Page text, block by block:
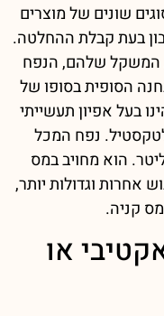
שונים של מוצרים
בעת קבלת ההחלטה.
המשקל שלהם, הנפח
הסופית בסופו של
בעל אפיון תעשייתי
נפח המכל
הכביסה לא עולה על 140 ליטר. הוא מחויב במס
ייבוש אחרות וגדולות יותר,
קניה.
או